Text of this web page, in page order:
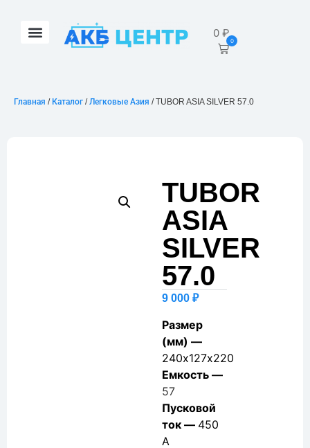
0₽
0
Главная / Каталог /Легковые Азия / TUBOR ASIA SILVER 57.0
TUBOR
ASIA
SILVER
57.0
9 000 ₽
Размер
(мм) —
240х127х220
Емкость —
57
Пусковой
ток — 450
А